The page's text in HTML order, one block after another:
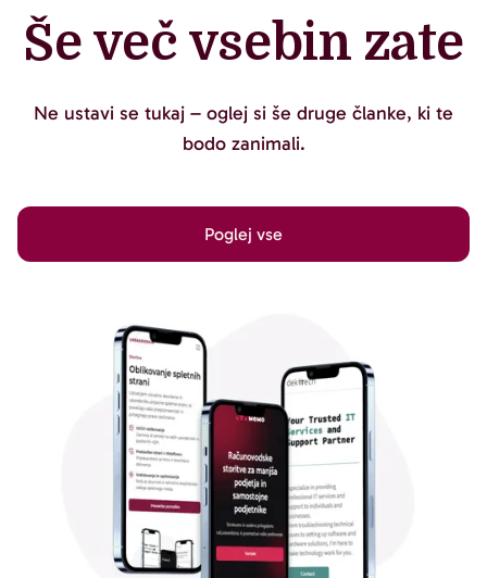
Še več vsebin zate
Ne ustavi se tukaj – oglej si še druge članke, ki te
bodo zanimali.
Poglej vse